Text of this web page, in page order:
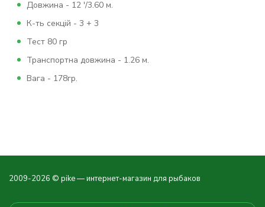
Довжина - 12 '/3.60 м.
К-ть секцій - 3 + 3
Тест 80 гр
Транспортна довжина - 1.26 м.
Вага - 178гр.
2009-2026 © pike — интернет-магазин для рыбаков